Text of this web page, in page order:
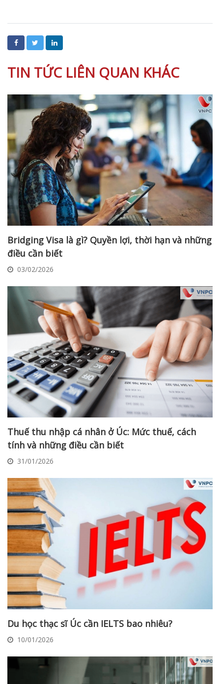
TIN TỨC LIÊN QUAN KHÁC
Bridging Visa là gì? Quyền lợi, thời hạn và những
điều cần biết
03/02/2026
Thuế thu nhập cá nhân ở Úc: Mức thuế, cách
tính và những điều cần biết
31/01/2026
Du học thạc sĩ Úc cần IELTS bao nhiêu?
10/01/2026